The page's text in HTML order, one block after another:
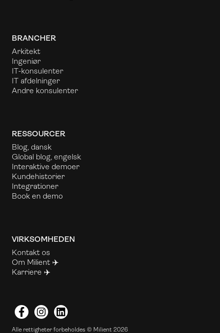
BRANCHER
Arkitekt
Ingeniør
IT-konsulenter
IT afdelninger
Andre konsulenter
RESSOURCER
Blog, dansk
Global blog, engelsk
Interaktive demoer
Kundehistorier
Integrationer
Book en demo
VIRKSOMHEDEN
Kontakt os
Om Milient ✈️
Karriere ✈️
FacebookInstagramLinkedIn
Alle rettigheter forbeholdes © Milient 2026